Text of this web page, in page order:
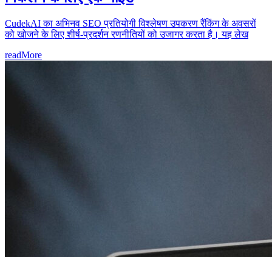
CudekAI का अभिनव SEO प्रतियोगी विश्लेषण उपकरण रैंकिंग के अवसरों
को खोजने के लिए शीर्ष-प्रदर्शन रणनीतियों को उजागर करता है। यह लेख
readMore